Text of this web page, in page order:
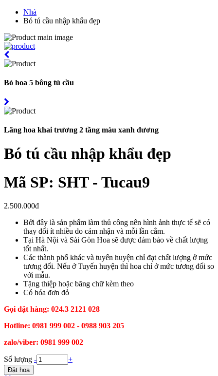
Nhà
Bó tú cầu nhập khẩu đẹp
Bó hoa 5 bông tú cầu
Lãng hoa khai trương 2 tầng màu xanh dương
Bó tú cầu nhập khẩu đẹp
Mã SP: SHT - Tucau9
2.500.000đ
Bởi đây là sản phẩm làm thủ công nên hình ảnh thực tế sẽ có
thay đổi ít nhiều do cảm nhận và mỗi lần cắm.
Tại Hà Nội và Sài Gòn Hoa sẽ được đảm bảo về chất lượng
tốt nhất.
Các thành phố khác và tuyến huyện chỉ đạt chất lượng ở mức
tương đối. Nếu ở Tuyến huyện thì hoa chỉ ở mức tương đối so
với mẫu.
Tặng thiệp hoặc băng chữ kèm theo
Có hóa đơn đỏ
Gọi đặt hàng: 024.3 2121 028
Hotline: 0981 999 002 - 0988 903 205
zalo/viber: 0981 999 002
Số lượng - +